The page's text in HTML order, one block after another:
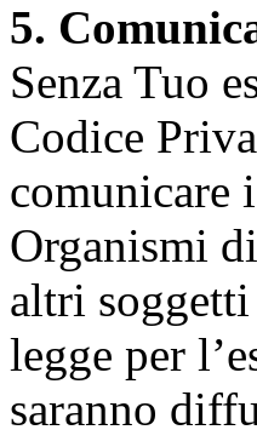
5.
Senza Tuo
Codice
comunicare
Organismi
altri
legge per
saranno